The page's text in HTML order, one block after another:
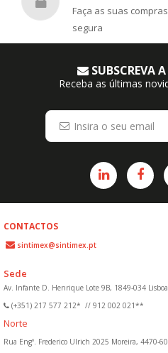
Faça as suas
segura
SUBSCREVA
Receba as últimas
CONTACTOS
sintimex@sintimex.pt
Sede
Av. Infante D. Henrique Lote 9B, 1849-034 Lisboa
(+351) 217 577 212* // 912 002 021**
Norte
Rua Engº. Frederico Ulrich 2025 Moreira, 4470-